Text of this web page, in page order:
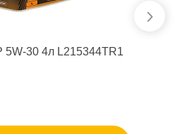
5W-30 4л L215344TR1